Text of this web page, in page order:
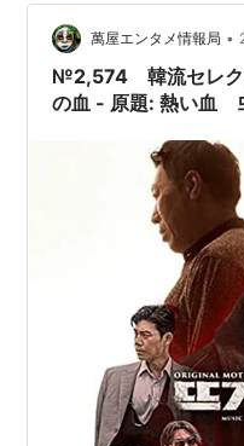
萬屋エンタメ情報局 •
№2,574 韓流セレク
の血 - 原題: 熱い血